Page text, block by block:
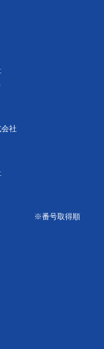
社
※番号取得順